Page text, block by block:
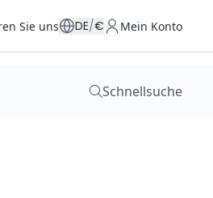
Sie uns DE/€ Mein Konto
Schnellsuche